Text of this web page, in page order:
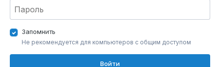
Запомнить
Не рекомендуется для компьютеров с общим доступом
Войти